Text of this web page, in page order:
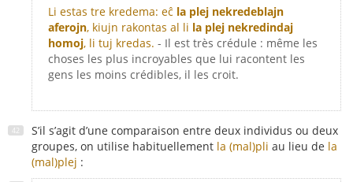
Li estas tre kredema: eĉ la plej nekredeblajn
aferojn, kiujn rakontas al li la plej nekredindaj
homoj, li tuj kredas. - Il est très crédule : même les
choses les plus incroyables que lui racontent les
gens les moins crédibles, il les croit.
S’il s’agit d’une comparaison entre deux individus ou deux
groupes, on utilise habituellement la (mal)pli au lieu de la
(mal)plej :